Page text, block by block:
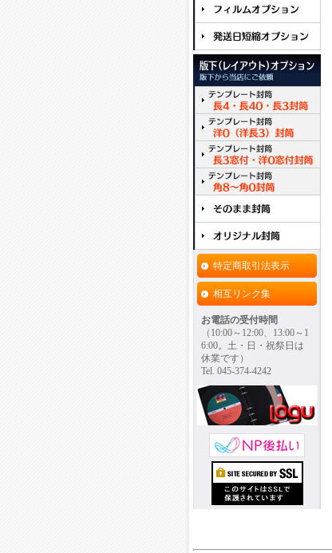
特定商取引法表示
相互リンク集
お電話の受付時間
（10:00～12:00、13:00～1
6:00。土・日・祝祭日は
休業です）
Tel. 045-374-4242